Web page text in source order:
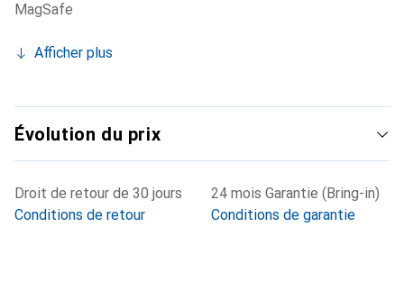
MagSafe
Afficher plus
Évolution du prix
Droit de retour de 30 jours
Conditions de retour
24 mois Garantie (Bring-in)
Conditions de garantie